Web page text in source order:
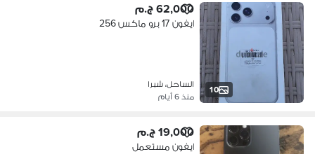
10
62,000 ج.م
ايفون 17 برو ماكس 256
الساحل، شبرا
منذ 6 أيام
19,000 ج.م
ايفون مستعمل